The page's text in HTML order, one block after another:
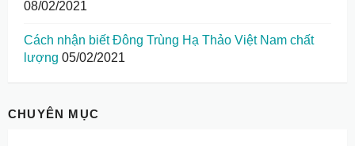
08/02/2021
Cách nhận biết Đông Trùng Hạ Thảo Việt Nam chất
lượng 05/02/2021
CHUYÊN MỤC